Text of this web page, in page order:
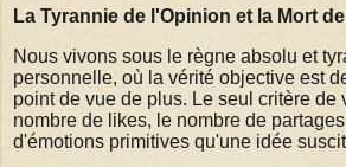
La Tyrannie de l'Opinion et la Mort
Nous vivons sous le règne absolu et
personnelle, où la vérité objective est
point de vue de plus. Le seul critère de
nombre de likes, le nombre de
d'émotions primitives qu'une idée